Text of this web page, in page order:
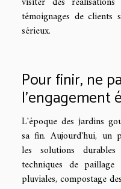
témoignages de clients
sérieux.
Pour finir, ne
l'engagement
L'époque des jardins
sa fin. Aujourd'hui, un
les solutions
techniques de
pluviales, compostage